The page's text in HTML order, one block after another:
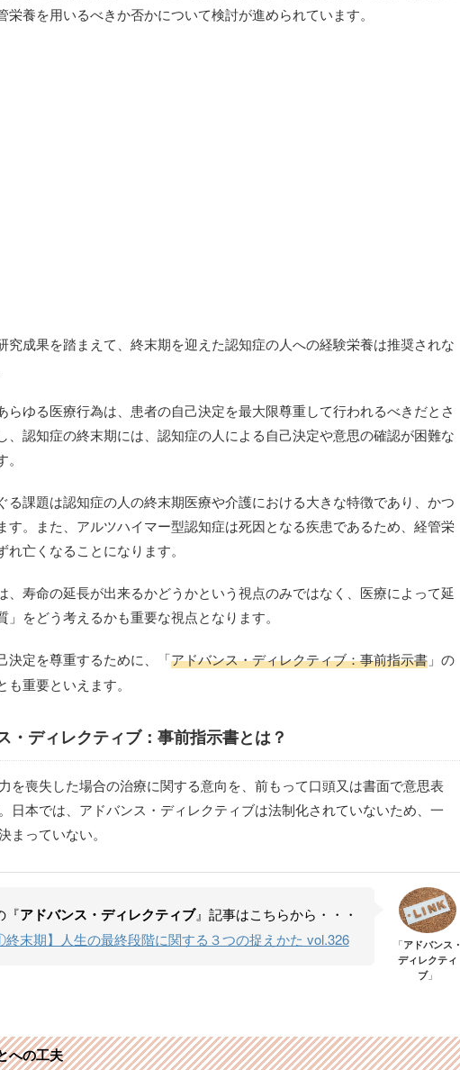
栄養を用いるべきか否かについて検討が進められています。
究成果を踏まえて、終末期を迎えた認知症の人への経験栄養は推奨されな
らゆる医療行為は、患者の自己決定を最大限尊重して行われるべきだとさ
、認知症の終末期には、認知症の人による自己決定や意思の確認が困難な
る課題は認知症の人の終末期医療や介護における大きな特徴であり、かつ
す。また、アルツハイマー型認知症は死因となる疾患であるため、経管栄
亡くなることになります。
、寿命の延長が出来るかどうかという視点のみではなく、医療によって延
」をどう考えるかも重要な視点となります。
決定を尊重するために、「アドバンス・ディレクティブ：事前指示書 」の
重要といえます。
・ディレクティブ：事前指示書とは？
を喪失した場合の治療に関する意向を、前もって口頭又は書面で意思表
日本では、アドバンス・ディレクティブは法制化されていないため、一
まっていない。
「アドバンス・
ディレクティ
ブ」
『アドバンス・ディレクティブ』記事はこちらから・・・
終末期】人生の最終段階に関する３つの捉えかた vol.326
への工夫